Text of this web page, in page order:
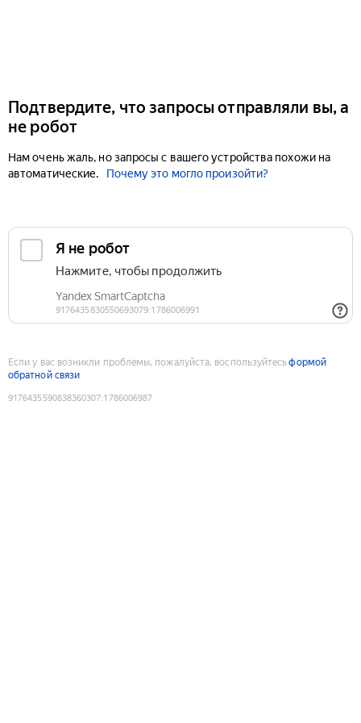
Подтвердите, что запросы отправляли вы, а
не робот
Нам очень жаль, но запросы с вашего устройства похожи на
автоматические.
Почему это могло произойти?
Если у вас возникли проблемы, пожалуйста, воспользуйтесьформой
обратной связи
9176435590838360307:1786006987